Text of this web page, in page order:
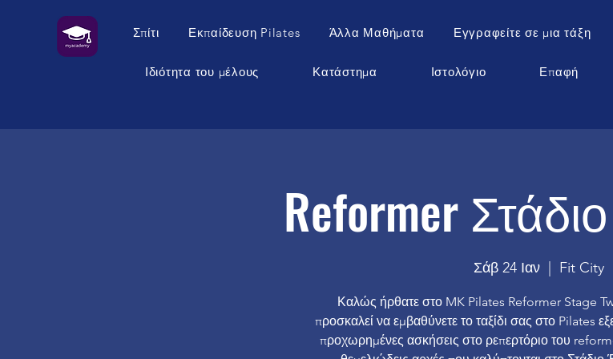
Σπίτι Εκπαίδευση Pilates Άλλα Μαθήματα Εγγραφείτε σε μια τάξη
Ιδιότητα του μέλους Κατάστημα Ιστολόγιο Επαφή
Reformer
Σάβ 24 Ιαν
  |
Fit City
Καλώς ήρθατε στο MK Pilates Reformer Stage
προσκαλεί να εμβαθύνετε το ταξίδι σας στο Pilates
προχωρημένες ασκήσεις στο ρεπερτόριο του